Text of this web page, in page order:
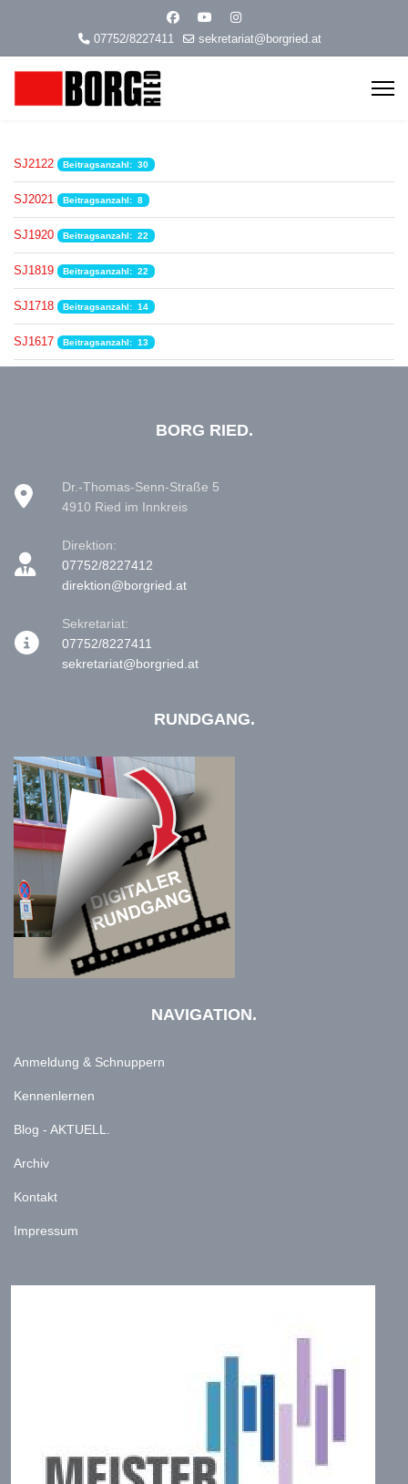
07752/8227411 sekretariat@borgried.at
SJ2122 Beitragsanzahl: 30
SJ2021 Beitragsanzahl: 8
SJ1920 Beitragsanzahl: 22
SJ1819 Beitragsanzahl: 22
SJ1718 Beitragsanzahl: 14
SJ1617 Beitragsanzahl: 13
BORG RIED.
Dr.-Thomas-Senn-Straße 5
4910 Ried im Innkreis
Direktion:
07752/8227412
direktion@borgried.at
Sekretariat:
07752/8227411
sekretariat@borgried.at
RUNDGANG.
NAVIGATION.
Anmeldung & Schnuppern
Kennenlernen
Blog - AKTUELL.
Archiv
Kontakt
Impressum